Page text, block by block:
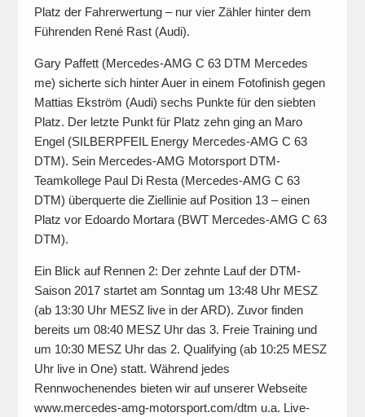
Platz der Fahrerwertung – nur vier Zähler hinter dem
Führenden René Rast (Audi).
Gary Paffett (Mercedes-AMG C 63 DTM Mercedes
me) sicherte sich hinter Auer in einem Fotofinish gegen
Mattias Ekström (Audi) sechs Punkte für den siebten
Platz. Der letzte Punkt für Platz zehn ging an Maro
Engel (SILBERPFEIL Energy Mercedes-AMG C 63
DTM). Sein Mercedes-AMG Motorsport DTM-
Teamkollege Paul Di Resta (Mercedes-AMG C 63
DTM) überquerte die Ziellinie auf Position 13 – einen
Platz vor Edoardo Mortara (BWT Mercedes-AMG C 63
DTM).
Ein Blick auf Rennen 2: Der zehnte Lauf der DTM-
Saison 2017 startet am Sonntag um 13:48 Uhr MESZ
(ab 13:30 Uhr MESZ live in der ARD). Zuvor finden
bereits um 08:40 MESZ Uhr das 3. Freie Training und
um 10:30 MESZ Uhr das 2. Qualifying (ab 10:25 MESZ
Uhr live in One) statt. Während jedes
Rennwochenendes bieten wir auf unserer Webseite
www.mercedes-amg-motorsport.com/dtm u.a. Live-